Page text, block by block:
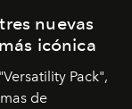
nuevas
icónica
Pack",
de